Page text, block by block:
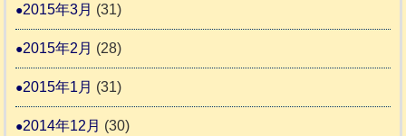
2015年3月 (31)
2015年2月 (28)
2015年1月 (31)
2014年12月 (30)